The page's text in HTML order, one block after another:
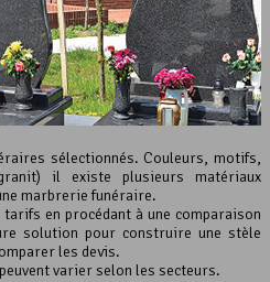
sélectionnés. Couleurs, motifs,
il existe plusieurs matériaux
marbrerie funéraire.
en procédant à une comparaison
solution pour construire une stèle
les devis.
varier selon les secteurs.